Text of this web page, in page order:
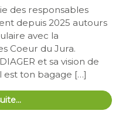
des responsables
depuis 2025 autours
avec la
Coeur du Jura.
et sa vision de
est ton bagage […]